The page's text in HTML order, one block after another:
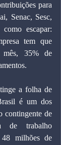
para
Senac, Sesc,
escapar:
tem que
mês, 35% de
a folha de
é um dos
contingente de
de trabalho
milhões de